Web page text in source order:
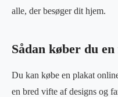
alle, der besøger dit hjem.
Sådan køber du
Du kan købe en plakat
en bred vifte af designs og